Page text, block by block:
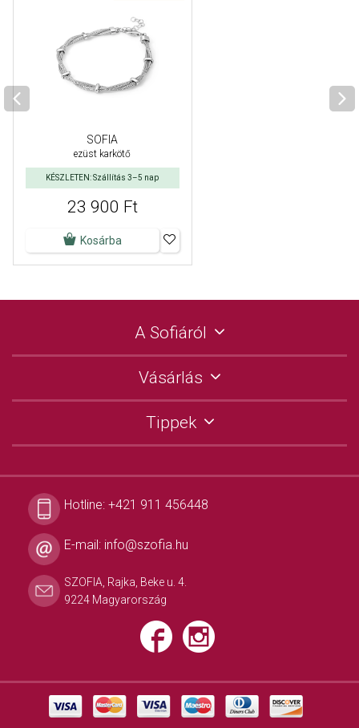
SOFIA
ezüst karkötő
KÉSZLETEN: Szállítás 3–5 nap
23 900 Ft
Kosárba
A Sofiáról
Vásárlás
Tippek
Hotline: +421 911 456448
E-mail: info@szofia.hu
SZOFIA, Rajka, Beke u. 4.
9224 Magyarország